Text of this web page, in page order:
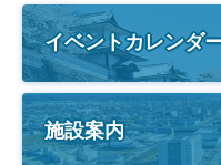
イベントカレンダ
施設案内